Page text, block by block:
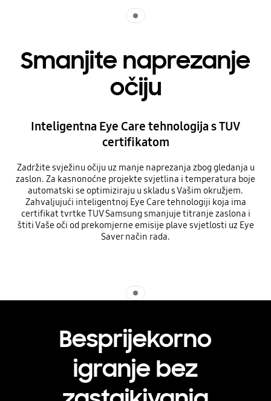
Smanjite naprezanje
očiju
Inteligentna Eye Care tehnologija s TUV
certifikatom
Zadržite svježinu očiju uz manje naprezanja zbog gledanja u
zaslon. Za kasnonoćne projekte svjetlina i temperatura boje
automatski se optimiziraju u skladu s Vašim okružjem.
Zahvaljujući inteligentnoj Eye Care tehnologiji koja ima
certifikat tvrtke TUV Samsung smanjuje titranje zaslona i
štiti Vaše oči od prekomjerne emisije plave svjetlosti uz Eye
Saver način rada.
Besprijekorno
igranje bez